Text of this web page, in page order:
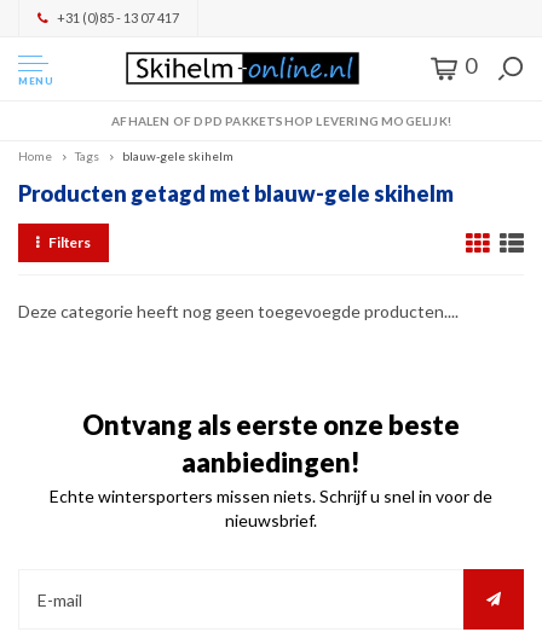
+31 (0)85 - 13 07 417
MENU
0
AFHALEN OF DPD PAKKETSHOP LEVERING MOGELIJK!
Home Tags blauw-gele skihelm
Producten getagd met blauw-gele skihelm
Filters
Deze categorie heeft nog geen toegevoegde producten....
Ontvang als eerste onze beste
aanbiedingen!
Echte wintersporters missen niets. Schrijf u snel in voor de
nieuwsbrief.